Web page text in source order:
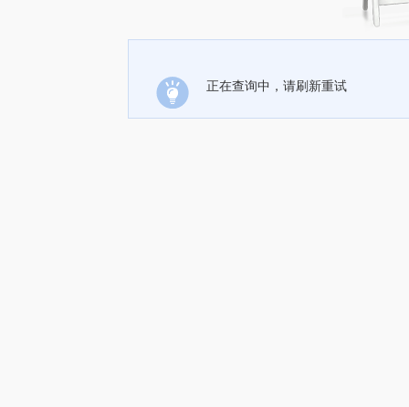
正在查询中，请刷新重试